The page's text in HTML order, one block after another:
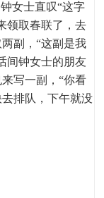
女士直叹“这字
领取春联了，去
副，“这副是我
间钟女士的朋友
写一副，“你看
排队，下午就没